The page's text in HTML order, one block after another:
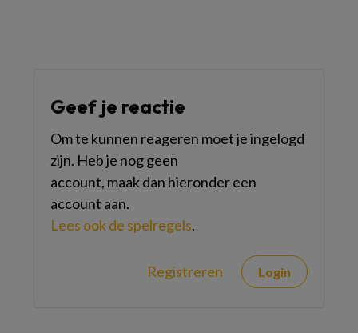
Geef je reactie
Om te kunnen reageren moet je ingelogd
zijn. Heb je nog geen
account, maak dan hieronder een
account aan.
Lees ook de spelregels.
Registreren Login